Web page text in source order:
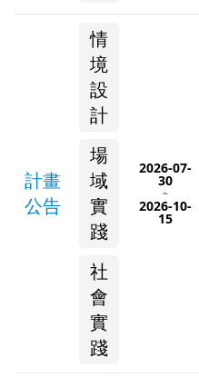
計畫
公告
情
境
設
計
場
域
實
踐
社
會
實
踐
2026-07-
30
~
2026-10-
15